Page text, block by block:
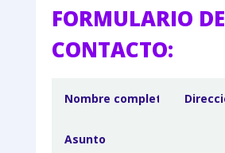
FORMULARIO DE
CONTACTO: